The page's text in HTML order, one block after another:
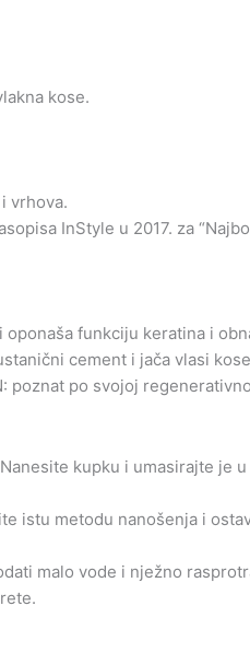
kose.
vrhova.
InStyle u 2017. za
funkciju keratina i
cement i jača vlasi
poznat po svojoj
kupku i umasirajte je
istu metodu nanošenja i
malo vode i nježno